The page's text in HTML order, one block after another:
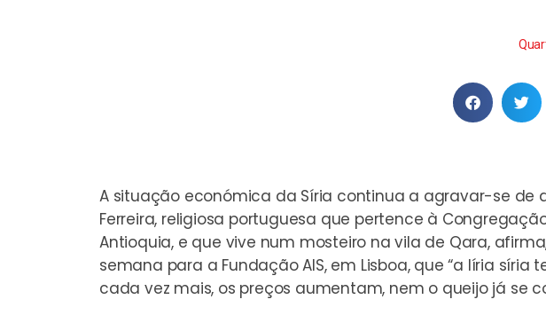
A situação económica da Síria continua a agravar-se de
Ferreira, religiosa portuguesa que pertence à
Antioquia, e que vive num mosteiro na vila de Qara,
semana para a Fundação AIS, em Lisboa, que “a líria síria
cada vez mais, os preços aumentam, nem o queijo já se